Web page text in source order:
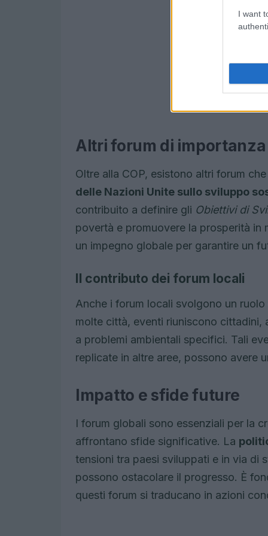
I want
Altri forum di
Oltre alla COP, esistono altri forum
delle Nazioni Unite sullo sviluppo
contribuito a definire gli Obiettivi di
povertà e promuovere la prosperità
un impegno globale per garantire un
Il contributo dei forum locali
Anche i forum locali svolgono un
molte città, eventi riuniscono
a problemi ambientali specifici. Tali
replicate in altre aree, possono avere
Impatto e sfide future
I forum globali sono essenziali per la
affrontano sfide significative. La
tensioni tra paesi sviluppati e in via di
possono ostacolare il progresso. È
questi forum si traducano in azioni